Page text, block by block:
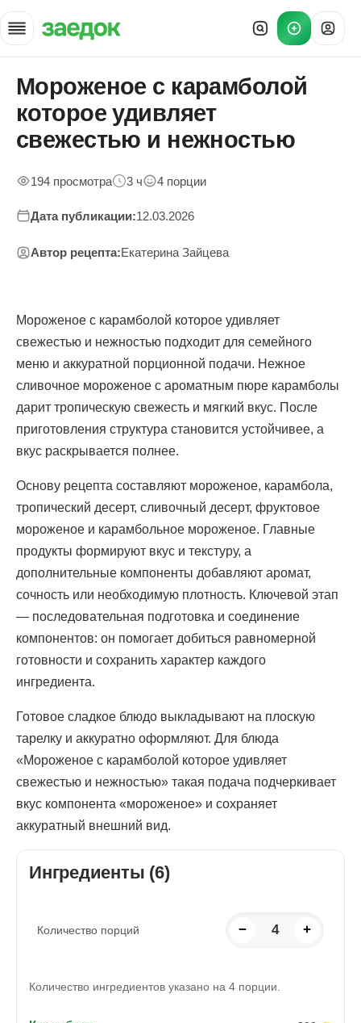
Главная
»
Рецепты
Мороженое с карамболой — приготовление и подача
Мороженое с карамболой
которое удивляет
свежестью и нежностью
194 просмотра 3 ч 4 порции
Дата публикации:12.03.2026
Автор рецепта:Екатерина Зайцева
Мороженое с карамболой которое удивляет
свежестью и нежностью подходит для семейного
меню и аккуратной порционной подачи. Нежное
сливочное мороженое с ароматным пюре карамболы
дарит тропическую свежесть и мягкий вкус. После
приготовления структура становится устойчивее, а
вкус раскрывается полнее.
Основу рецепта составляют мороженое, карамбола,
тропический десерт, сливочный десерт, фруктовое
мороженое и карамбольное мороженое. Главные
продукты формируют вкус и текстуру, а
дополнительные компоненты добавляют аромат,
сочность или необходимую плотность. Ключевой этап
— последовательная подготовка и соединение
компонентов: он помогает добиться равномерной
готовности и сохранить характер каждого
ингредиента.
Готовое сладкое блюдо выкладывают на плоскую
тарелку и аккуратно оформляют. Для блюда
«Мороженое с карамболой которое удивляет
свежестью и нежностью» такая подача подчеркивает
вкус компонента «мороженое» и сохраняет
аккуратный внешний вид.
Ингредиенты (6)
Количество порций − 4 +
Количество ингредиентов указано на 4 порции.